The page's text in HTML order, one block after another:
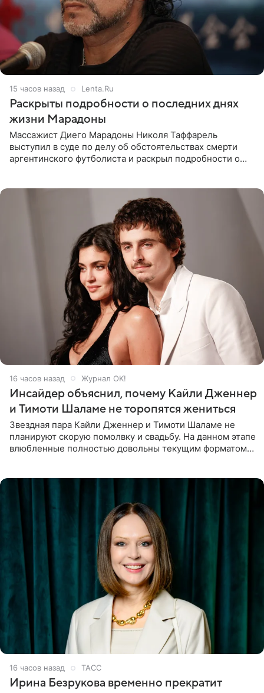
15 часов назад Lenta.Ru
Раскрыты подробности о последних днях
жизни Марадоны
Массажист Диего Марадоны Николя Таффарель
выступил в суде по делу об обстоятельствах смерти
аргентинского футболиста и раскрыл подробности о
16 часов назад Журнал OK!
Инсайдер объяснил, почему Кайли Дженнер
и Тимоти Шаламе не торопятся жениться
Звездная пара Кайли Дженнер и Тимоти Шаламе не
планируют скорую помолвку и свадьбу. На данном этапе
влюбленные полностью довольны текущим форматом
16 часов назад ТАСС
Ирина Безрукова временно прекратит